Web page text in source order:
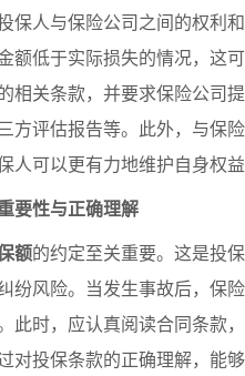
保人与保险公司之间的权利
额低于实际损失的情况，这
相关条款，并要求保险公司
方评估报告等。此外，与保
人可以更有力地维护自身权益
要性与正确理解
额的约定至关重要。这是投
纷风险。当发生事故后，保
此时，应认真阅读合同条款
对投保条款的正确理解，能